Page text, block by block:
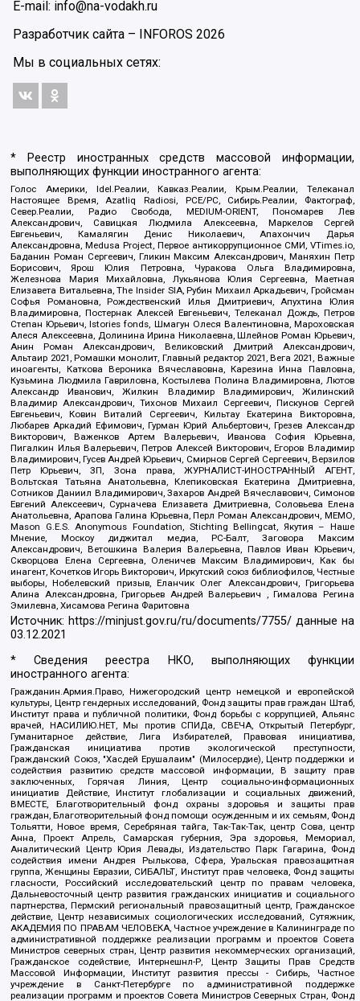
E-mail: info@na-vodakh.ru
Разработчик сайта – INFOROS 2026
Мы в социальных сетях:
* Реестр иностранных средств массовой информации,
выполняющих функции иностранного агента:
Голос Америки, Idel.Реалии, Кавказ.Реалии, Крым.Реалии, Телеканал
Настоящее Время, Azatliq Radiosi, PCE/PC, Сибирь.Реалии, Фактограф,
Север.Реалии, Радио Свобода, MEDIUM-ORIENT, Пономарев Лев
Александрович, Савицкая Людмила Алексеевна, Маркелов Сергей
Евгеньевич, Камалягин Денис Николаевич, Апахончич Дарья
Александровна, Medusa Project, Первое антикоррупционное СМИ, VTimes.io,
Баданин Роман Сергеевич, Гликин Максим Александрович, Маняхин Петр
Борисович, Ярош Юлия Петровна, Чуракова Ольга Владимировна,
Железнова Мария Михайловна, Лукьянова Юлия Сергеевна, Маетная
Елизавета Витальевна, The Insider SIA, Рубин Михаил Аркадьевич, Гройсман
Софья Романовна, Рождественский Илья Дмитриевич, Апухтина Юлия
Владимировна, Постернак Алексей Евгеньевич, Телеканал Дождь, Петров
Степан Юрьевич, Istories fonds, Шмагун Олеся Валентиновна, Мароховская
Алеся Алексеевна, Долинина Ирина Николаевна, Шлейнов Роман Юрьевич,
Анин Роман Александрович, Великовский Дмитрий Александрович,
Альтаир 2021, Ромашки монолит, Главный редактор 2021, Вега 2021, Важные
иноагенты, Каткова Вероника Вячеславовна, Карезина Инна Павловна,
Кузьмина Людмила Гавриловна, Костылева Полина Владимировна, Лютов
Александр Иванович, Жилкин Владимир Владимирович, Жилинский
Владимир Александрович, Тихонов Михаил Сергеевич, Пискунов Сергей
Евгеньевич, Ковин Виталий Сергеевич, Кильтау Екатерина Викторовна,
Любарев Аркадий Ефимович, Гурман Юрий Альбертович, Грезев Александр
Викторович, Важенков Артем Валерьевич, Иванова София Юрьевна,
Пигалкин Илья Валерьевич, Петров Алексей Викторович, Егоров Владимир
Владимирович, Гусев Андрей Юрьевич, Смирнов Сергей Сергеевич, Верзилов
Петр Юрьевич, ЗП, Зона права, ЖУРНАЛИСТ-ИНОСТРАННЫЙ АГЕНТ,
Вольтская Татьяна Анатольевна, Клепиковская Екатерина Дмитриевна,
Сотников Даниил Владимирович, Захаров Андрей Вячеславович, Симонов
Евгений Алексеевич, Сурначева Елизавета Дмитриевна, Соловьева Елена
Анатольевна, Арапова Галина Юрьевна, Перл Роман Александрович, МЕМО,
Mason G.E.S. Anonymous Foundation, Stichting Bellingcat, Якутия – Наше
Мнение, Москоу диджитал медиа, РС-Балт, Заговора Максим
Александрович, Ветошкина Валерия Валерьевна, Павлов Иван Юрьевич,
Скворцова Елена Сергеевна, Оленичев Максим Владимирович, Как бы
инагент, Кочетков Игорь Викторович, Иркутский союз библиофилов, Честные
выборы, Нобелевский призыв, Еланчик Олег Александрович, Григорьева
Алина Александровна, Григорьев Андрей Валерьевич , Гималова Регина
Эмилевна, Хисамова Регина Фаритовна
Источник: https://minjust.gov.ru/ru/documents/7755/ данные на
03.12.2021
* Сведения реестра НКО, выполняющих функции
иностранного агента:
Гражданин.Армия.Право, Нижегородский центр немецкой и европейской
культуры, Центр гендерных исследований, Фонд защиты прав граждан Штаб,
Институт права и публичной политики, Фонд борьбы с коррупцией, Альянс
врачей, НАСИЛИЮ.НЕТ, Мы против СПИДа, СВЕЧА, Открытый Петербург,
Гуманитарное действие, Лига Избирателей, Правовая инициатива,
Гражданская инициатива против экологической преступности,
Гражданский Союз, "Хасдей Ерушалаим" (Милосердие), Центр поддержки и
содействия развитию средств массовой информации, В защиту прав
заключенных, Горячая Линия, Центр социально-информационных
инициатив Действие, Институт глобализации и социальных движений,
ВМЕСТЕ, Благотворительный фонд охраны здоровья и защиты прав
граждан, Благотворительный фонд помощи осужденным и их семьям, Фонд
Тольятти, Новое время, Серебряная тайга, Так-Так-Так, центр Сова, центр
Анна, Проект Апрель, Самарская губерния, Эра здоровья, Мемориал,
Аналитический Центр Юрия Левады, Издательство Парк Гагарина, Фонд
содействия имени Андрея Рылькова, Сфера, Уральская правозащитная
группа, Женщины Евразии, СИБАЛЬТ, Институт прав человека, Фонд защиты
гласности, Российский исследовательский центр по правам человека,
Дальневосточный центр развития гражданских инициатив и социального
партнерства, Пермский региональный правозащитный центр, Гражданское
действие, Центр независимых социологических исследований, Сутяжник,
АКАДЕМИЯ ПО ПРАВАМ ЧЕЛОВЕКА, Частное учреждение в Калининграде по
административной поддержке реализации программ и проектов Совета
Министров северных стран, Центр развития некоммерческих организаций,
Гражданское содействие, Интернешнл-Р, Центр Защиты Прав Средств
Массовой Информации, Институт развития прессы - Сибирь, Частное
учреждение в Санкт-Петербурге по административной поддержке
реализации программ и проектов Совета Министров Северных Стран, Фонд